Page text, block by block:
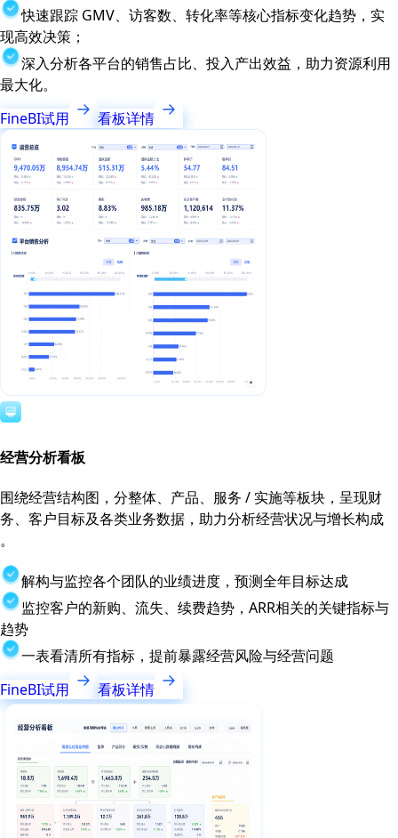
快速跟踪 GMV、访客数、转化率等核心指标变化趋势，实
现高效决策；
深入分析各平台的销售占比、投入产出效益，助力资源利用
最大化。
FineBI试用
看板详情
经营分析看板
围绕经营结构图，分整体、产品、服务 / 实施等板块，呈现财
务、客户目标及各类业务数据，助力分析经营状况与增长构成
。
解构与监控各个团队的业绩进度，预测全年目标达成
监控客户的新购、流失、续费趋势，ARR相关的关键指标与
趋势
一表看清所有指标，提前暴露经营风险与经营问题
FineBI试用
看板详情